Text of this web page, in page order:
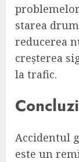
starea
reducerea
creșterea
la trafic.
Accidentul
este un